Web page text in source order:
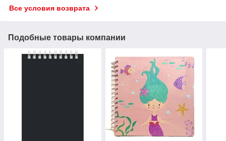
Все условия возврата
Подобные товары компании